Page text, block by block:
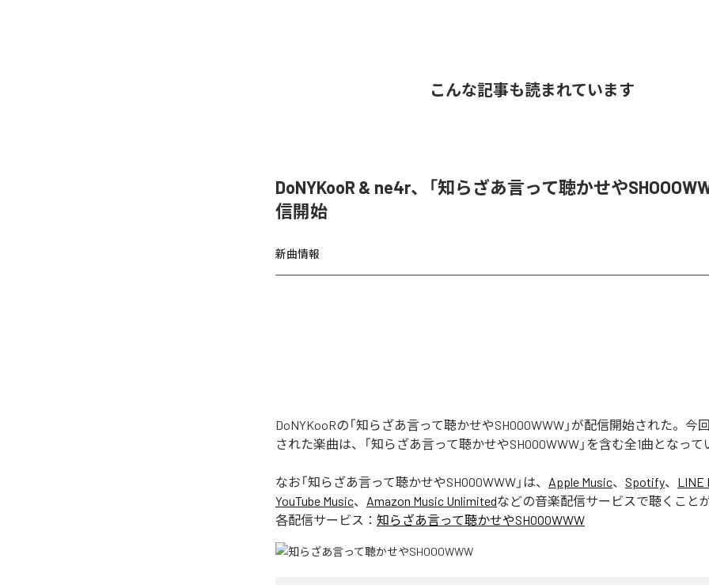
こんな記事も読まれています
DoNYKooR & ne4r、「知らざあ言って聴かせや
信開始
新曲情報
DoNYKooRの「知らざあ言って聴かせやSHOOOWWW」が配信開始された。今
された楽曲は、「知らざあ言って聴かせやSHOOOWWW」を含む全1曲となって
なお「知らざあ言って聴かせやSHOOOWWW 」は、 Apple Music、 Spotify、 LINE
YouTube Music、 Amazon Music Unlimitedなどの音楽配信サービスで聴くこと
各配信サービス： 知らざあ言って聴かせやSHOOOWWW